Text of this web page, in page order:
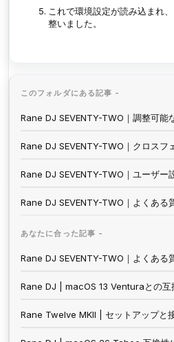
これで環境設定が読み込まれ
整いました。
このフォルダにある記事 -
Rane DJ SEVENTY-TWO｜クロスフ
Rane DJ SEVENTY-TWO｜ユーザー
Rane DJ SEVENTY-TWO｜よくある
あなたに合った記事 -
Rane DJ SEVENTY-TWO｜よくある
Rane DJ | macOS 13 Venturaとの互
Rane Twelve MKII | セットアップと